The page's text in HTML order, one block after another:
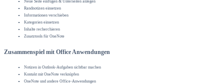
Neue Seite einfügen & Unterseiten anlegen
Randnotizen einsetzen
Informationen verschieben
Kategorien einsetzen
Inhalte recherchieren
Zusatztools für OneNote
Zusammenspiel mit Office Anwendungen
Notizen in Outlook-Aufgaben sichtbar machen
Kontakt mit OneNote verknüpfen
OneNote und andere Office-Anwendungen